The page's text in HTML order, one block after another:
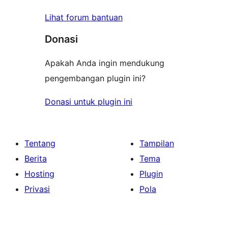
Lihat forum bantuan
Donasi
Apakah Anda ingin mendukung
pengembangan plugin ini?
Donasi untuk plugin ini
Tentang
Berita
Hosting
Privasi
Tampilan
Tema
Plugin
Pola